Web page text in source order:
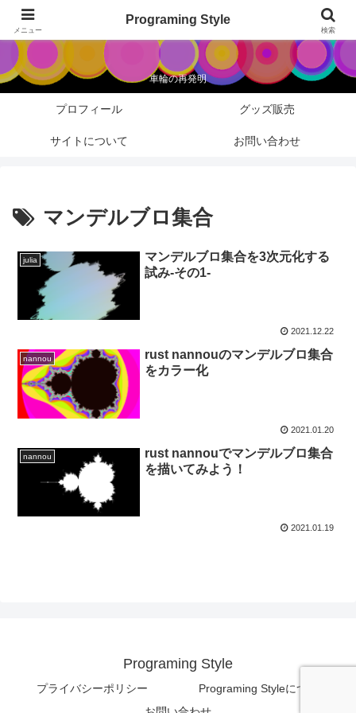
Programing Style
車輪の再発明
プロフィール グッズ販売
サイトについて お問い合わせ
マンデルブロ集合
julia
マンデルブロ集合を3次元化する
試み-その1-
2021.12.22
nannou
rust nannouのマンデルブロ集合
をカラー化
2021.01.20
nannou
rust nannouでマンデルブロ集合
を描いてみよう！
2021.01.19
Programing Style
プライバシーポリシー
Programing Styleについて
メニュー
Programing Style
検索